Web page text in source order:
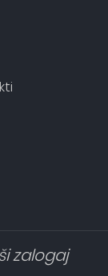
zalogaj